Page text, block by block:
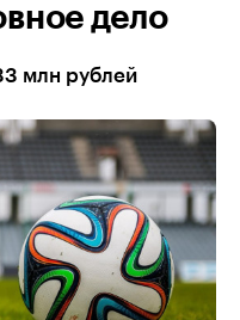
дело
млн рублей